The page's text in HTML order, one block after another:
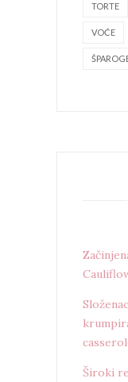
TORTE
VOĆE
Široki